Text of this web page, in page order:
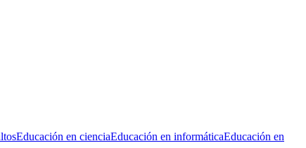
Educación en cienciaEducación en informáticaEducación en